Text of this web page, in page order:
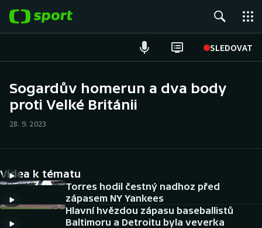
SLEDOVAT
Hokej
Cyklistika
DALŠÍ SPORTY
Sogardův homerun a dva body
proti Velké Británii
28. 9. 2023
Videa k tématu
Torres hodil čestný nadhoz před
zápasem NY Yankees
Hlavní hvězdou zápasu baseballistů
Baltimoru a Detroitu byla veverka